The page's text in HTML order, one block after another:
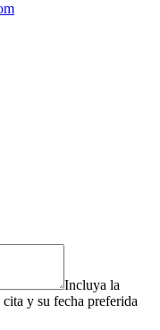
Incluya la
y su fecha preferida